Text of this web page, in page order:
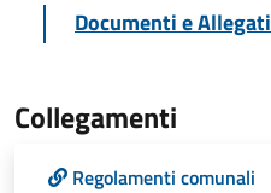
Documenti e Allegati
Collegamenti
Regolamenti comunali